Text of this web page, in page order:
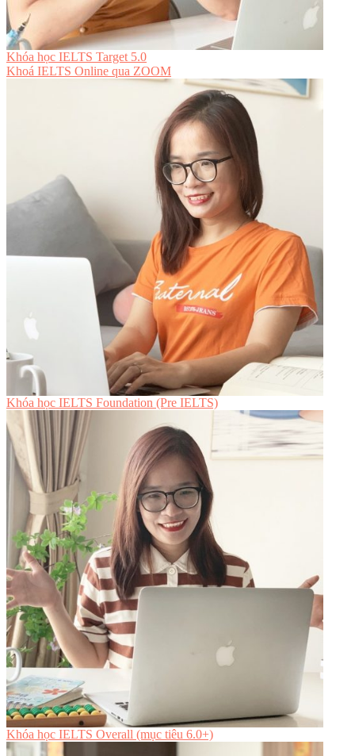
Khóa học IELTS Target 5.0
Khoá IELTS Online qua ZOOM
Khóa học IELTS Foundation (Pre IELTS)
Khóa học IELTS Overall (mục tiêu 6.0+)